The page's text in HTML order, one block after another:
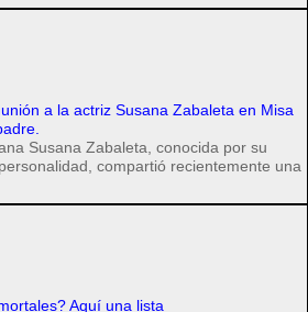
a la actriz Susana Zabaleta en Misa
Susana Zabaleta, conocida por su
compartió recientemente una
Aquí una lista